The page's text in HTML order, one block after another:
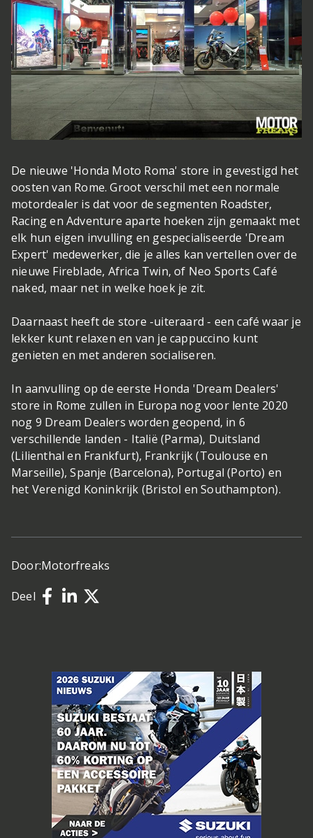
De nieuwe 'Honda Moto Roma' store in gevestigd het
oosten van Rome. Groot verschil met een normale
motordealer is dat voor de segmenten Roadster,
Racing en Adventure aparte hoeken zijn gemaakt met
elk hun eigen invulling en gespecialiseerde 'Dream
Expert' medewerker, die je alles kan vertellen over de
nieuwe Fireblade, Africa Twin, of Neo Sports Café
naked, maar net in welke hoek je zit.
Daarnaast heeft de store -uiteraard - een café waar je
lekker kunt relaxen en van je cappuccino kunt
genieten en met anderen socialiseren.
In aanvulling op de eerste Honda 'Dream Dealers'
store in Rome zullen in Europa nog voor lente 2020
nog 9 Dream Dealers worden geopend, in 6
verschillende landen - Italië (Parma), Duitsland
(Lilienthal en Frankfurt), Frankrijk (Toulouse en
Marseille), Spanje (Barcelona), Portugal (Porto) en
het Verenigd Koninkrijk (Bristol en Southampton).
Door:Motorfreaks
Deel